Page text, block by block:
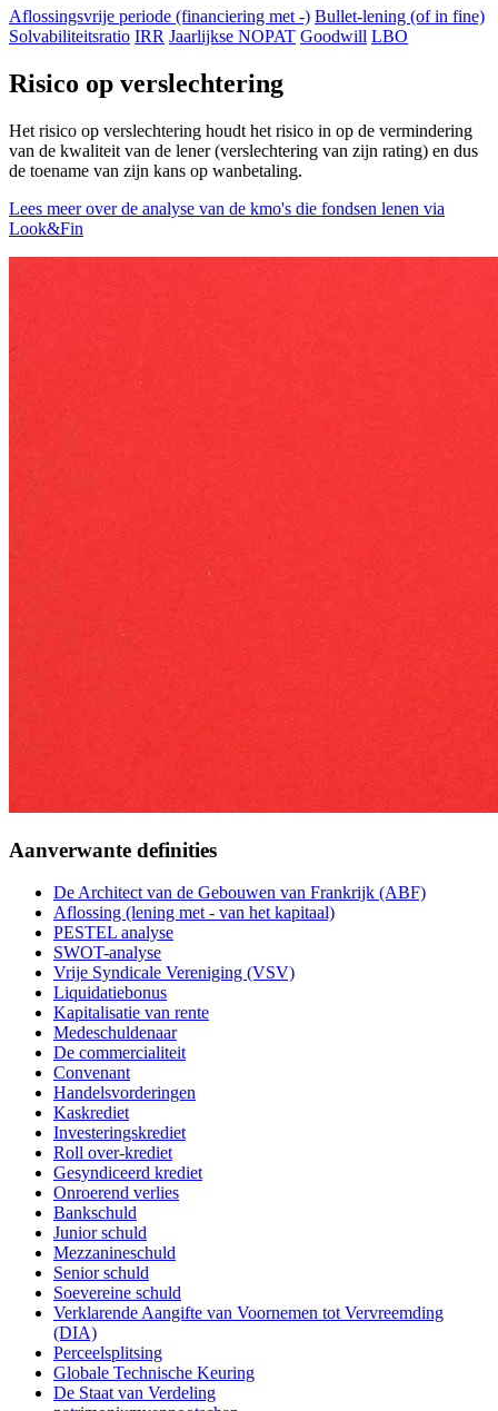
Aflossingsvrije periode (financiering met -) Bullet-lening (of in fine)
Solvabiliteitsratio IRR Jaarlijkse NOPAT Goodwill LBO
Risico op verslechtering
Het risico op verslechtering houdt het risico in op de vermindering
van de kwaliteit van de lener (verslechtering van zijn rating) en dus
de toename van zijn kans op wanbetaling.
Lees meer over de analyse van de kmo's die fondsen lenen via
Look&Fin
Aanverwante definities
De Architect van de Gebouwen van Frankrijk (ABF)
Aflossing (lening met - van het kapitaal)
PESTEL analyse
SWOT-analyse
Vrije Syndicale Vereniging (VSV)
Liquidatiebonus
Kapitalisatie van rente
Medeschuldenaar
De commercialiteit
Convenant
Handelsvorderingen
Kaskrediet
Investeringskrediet
Roll over-krediet
Gesyndiceerd krediet
Onroerend verlies
Bankschuld
Junior schuld
Mezzanineschuld
Senior schuld
Soevereine schuld
Verklarende Aangifte van Voornemen tot Vervreemding
(DIA)
Perceelsplitsing
Globale Technische Keuring
De Staat van Verdeling